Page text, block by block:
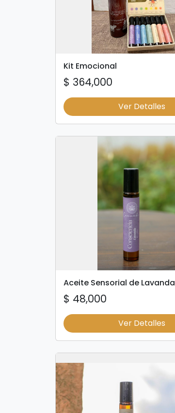
Kit Emocional
$ 364,000
Ver Detalles
Aceite Sensorial de Lavanda
$ 48,000
Ver Detalles